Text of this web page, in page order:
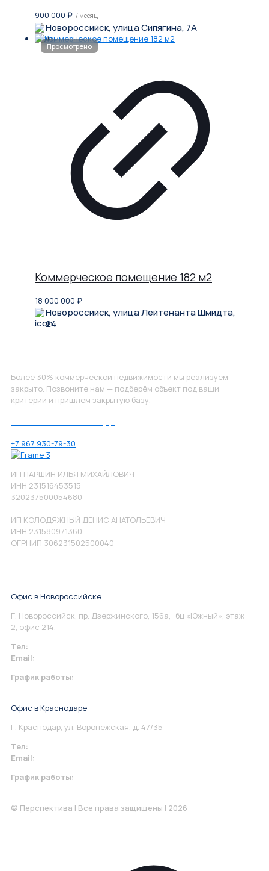
900 000 ₽ / месяц
Новороссийск, улица Сипягина, 7А
Коммерческое помещение 182 м2
18 000 000 ₽
Новороссийск, улица Лейтенанта Шмидта,
24
Более 30% коммерческой недвижимости мы реализуем
закрыто. Позвоните нам — подберём объект под ваши
критерии и пришлём закрытую базу.
+7 967 930-79-30
ИП ПАРШИН ИЛЬЯ МИХАЙЛОВИЧ
ИНН 231516453515
320237500054680
ИП КОЛОДЯЖНЫЙ ДЕНИС АНАТОЛЬЕВИЧ
ИНН 231580971360
ОГРНИП 306231502500040
Офис в Новороссийске
Г. Новороссийск, пр. Дзержинского, 156а, бц «Южный», этаж
2, офис 214.
Тел:
Email:
График работы:
Офис в Краснодаре
Г. Краснодар, ул. Воронежская, д. 47/35
Тел:
Email:
График работы:
© Перспектива | Все права защищены | 2026